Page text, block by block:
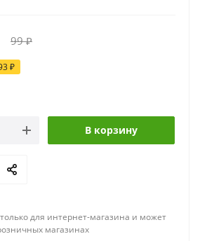
99₽
₽
В корзину
для интернет-магазина и может
магазинах